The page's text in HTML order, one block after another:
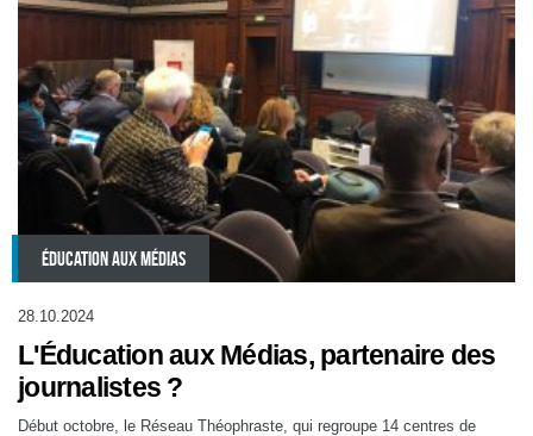
ÉDUCATION AUX MÉDIAS
28.10.2024
L'Éducation aux Médias, partenaire des
journalistes ?
Début octobre, le Réseau Théophraste, qui regroupe 14 centres de